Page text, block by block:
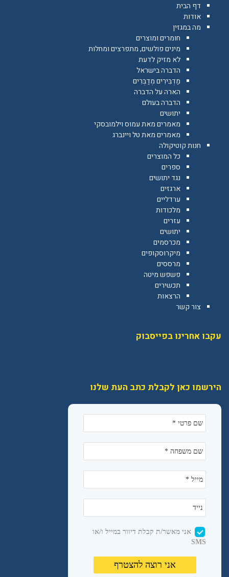
דף הבית
אודות
מה במגזין
חומרים ומוצרים
מינים פולשים, מתפרצים ומחלות
לא מזיק לדעת
הדברה בישראל
מַדְבִּירִים מְדַבְּרִים
הארה על הדברה
הדברה בעולם
יתושים
מאמרים מאת עמוס וילמובסקי
מאמרים מאת טל ויינברג
חנות קוטיקולה
כל המוצרים
ספרים
נגד יתושים
ארגזים
ערדליים
מלכודות
עזרים
יתושים
מכרסמים
מיקרוסקופים
מרססים
פשפש מיטה
תכשירים
הרצאות
צור קשר
עקבו אחרינו בפייסבוק
הירשמו כאן לקבלת כתב העת שלנו